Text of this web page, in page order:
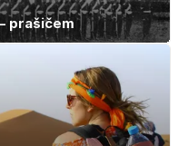
prašičem